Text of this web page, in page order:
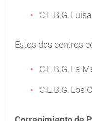
C.E.B.G. Luisa
Estos dos centros
C.E.B.G. La
C.E.B.G. Los